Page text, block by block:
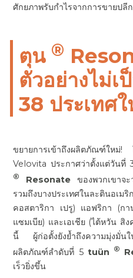
ศักยภาพรับกำไรจากการขายปลี
ตุน ®
ตัวอย่างไม่เ
38 ประเทศ
ขยายการเข้าถึงผลิตภัณฑ์ให
Velovita ประกาศว่าตั้งแต่วัน
® Resonate ของพวกเขาจ
รวมถึงบางประเทศในละตินอ
คอสตาริกา เปรู) แอฟริกา (ก
แซมเบีย) และเอเชีย (ไต้หวัน สิ
นี้ ผู้ก่อตั้งยังย้ำถึงความมุ่งมั่น
ผลิตภัณฑ์ลำดับที่ 5 tuün ®
เร็วยิ่งขึ้น